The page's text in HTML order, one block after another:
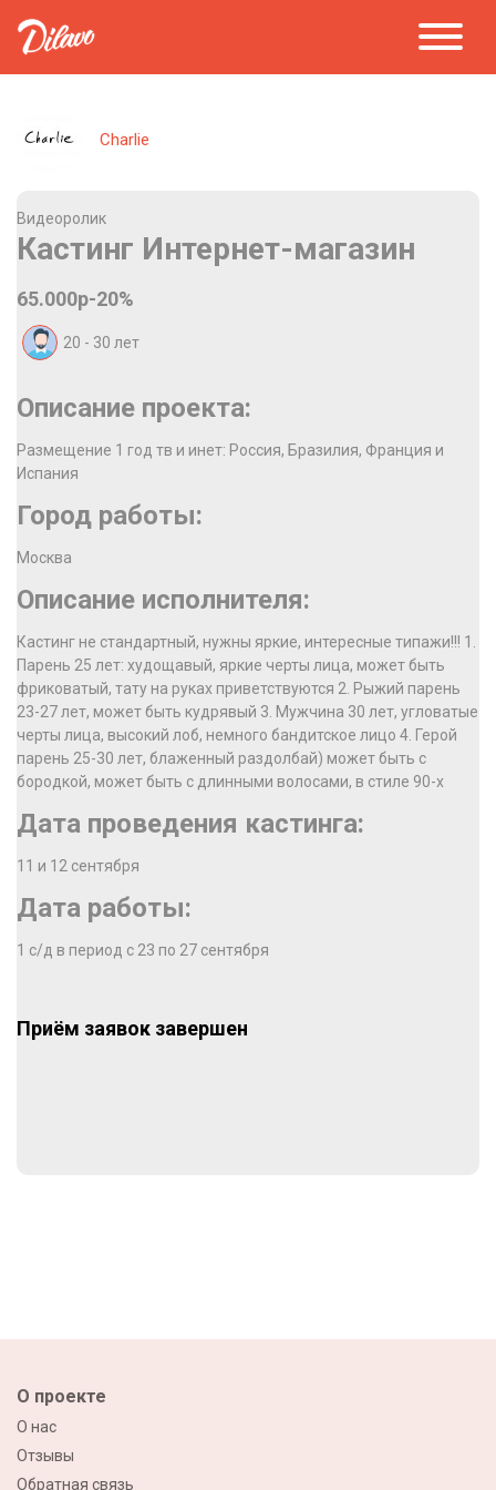
Charlie
Видеоролик
Кастинг Интернет-магазин
65.000р-20%
20 - 30 лет
Описание проекта:
Размещение 1 год тв и инет: Россия, Бразилия, Франция и
Испания
Город работы:
Москва
Описание исполнителя:
Кастинг не стандартный, нужны яркие, интересные типажи!!! 1.
Парень 25 лет: худощавый, яркие черты лица, может быть
фриковатый, тату на руках приветствуются 2. Рыжий парень
23-27 лет, может быть кудрявый 3. Мужчина 30 лет, угловатые
черты лица, высокий лоб, немного бандитское лицо 4. Герой
парень 25-30 лет, блаженный раздолбай) может быть с
бородкой, может быть с длинными волосами, в стиле 90-х
Дата проведения кастинга:
11 и 12 сентября
Дата работы:
1 с/д в период с 23 по 27 сентября
Приём заявок завершен
О проекте
О нас
Отзывы
Обратная связь